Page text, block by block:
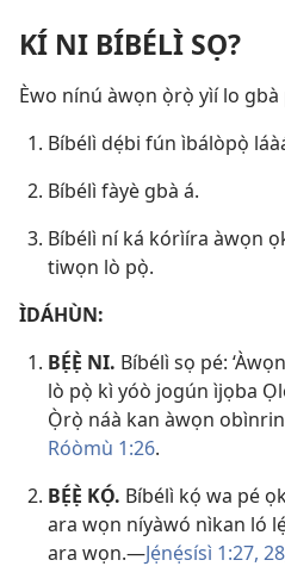
KÍ NI BÍBÉLÌ SỌ?
Èwo nínú àwọn ọ̀rọ̀ yìí lo gbà
Bíbélì dẹ́bi fún ìbálòpọ̀
Bíbélì fàyè gbà á.
Bíbélì ní ká kórìíra àwọn
tiwọn lò pọ̀.
ÌDÁHÙN:
BẸ́Ẹ̀ NI. Bíbélì sọ pé:
lò pọ̀ kì yóò jogún ìjọba
Ọ̀rọ̀ náà kan àwọn
Róòmù 1:26.
BẸ́Ẹ̀ KỌ́. Bíbélì kọ́ wa pé
ara wọn níyàwó nìkan ló
ara wọn.—Jẹ́nẹ́sísì 1:27,